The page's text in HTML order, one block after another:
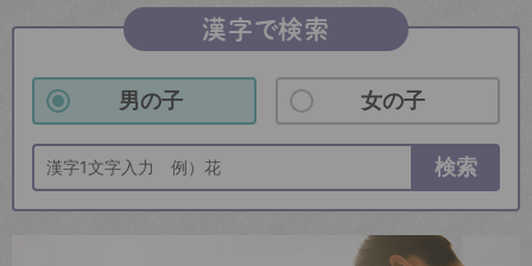
漢字で検索
男の子 女の子
検索